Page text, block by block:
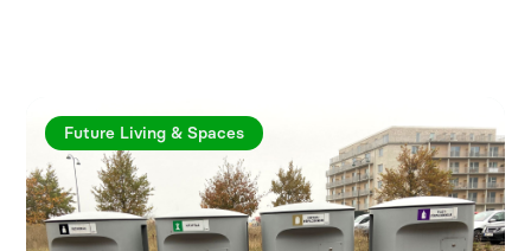
Future Living & Spaces